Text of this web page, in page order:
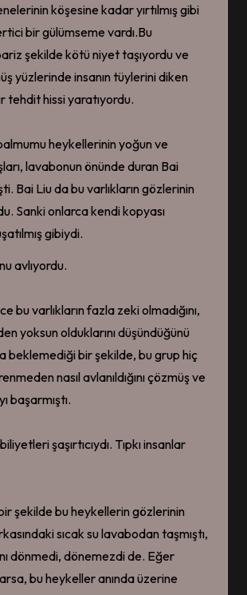
köşesine kadar yırtılmış gibi
bir gülümseme vardı.Bu
şekilde kötü niyet taşıyordu ve
yüzlerinde insanın tüylerini diken
tehdit hissi yaratıyordu.
heykellerinin yoğun ve
lavabonun önünde duran Bai
Bai Liu da bu varlıkların gözlerinin
Sanki onlarca kendi kopyası
gibiydi.
avlıyordu.
bu varlıkların fazla zeki olmadığını,
yoksun olduklarını düşündüğünü
beklemediği bir şekilde, bu grup hiç
nasıl avlanıldığını çözmüş ve
başarmıştı.
şaşırtıcıydı. Tıpkı insanlar
şekilde bu heykellerin gözlerinin
sıcak su lavabodan taşmıştı,
dönmedi, dönemezdi de. Eğer
bu heykeller anında üzerine